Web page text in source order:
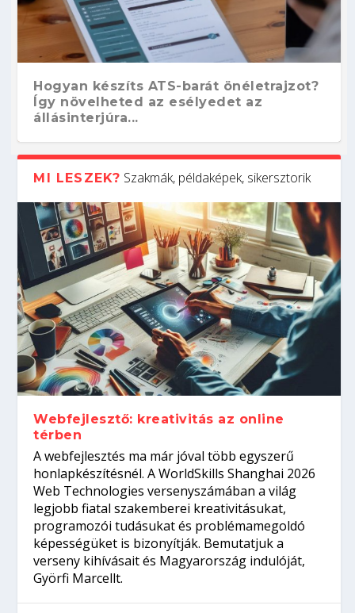
Hogyan készíts ATS-barát önéletrajzot?
Így növelheted az esélyedet az
állásinterjúra...
Kitalálod, mire használják ezeket a
gépeket?
Nem sikerült az egyetemi felvételi?
Tanulj szakmát!
Szoftverfejlesztő: verseny kódban –
amikor néhány sor program dönti el a
világversenyt...
Digitális detox – hogyan kapcsolódj ki
telefon nélkül?
MI LESZEK? Szakmák, példaképek, sikersztorik
Webfejlesztő: kreativitás az online
térben
A webfejlesztés ma már jóval több egyszerű
honlapkészítésnél. A WorldSkills Shanghai 2026
Web Technologies versenyszámában a világ
legjobb fiatal szakemberei kreativitásukat,
programozói tudásukat és problémamegoldó
képességüket is bizonyítják. Bemutatjuk a
verseny kihívásait és Magyarország indulóját,
Györfi Marcellt.